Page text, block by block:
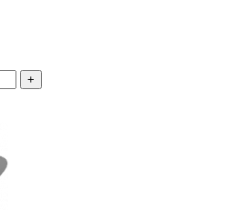
+